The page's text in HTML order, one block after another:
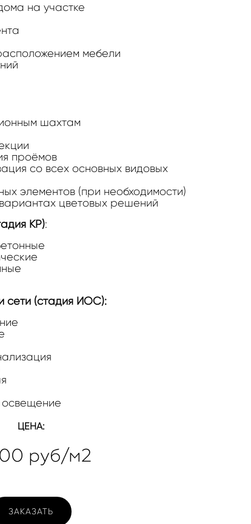
на участке
мебели
шахтам
проёмов
со всех основных видовых
элементов (при необходимости)
цветовых решений
КР):
сети (стадия ИОС):
ЦЕНА:
руб/м2
ЗАКАЗАТЬ